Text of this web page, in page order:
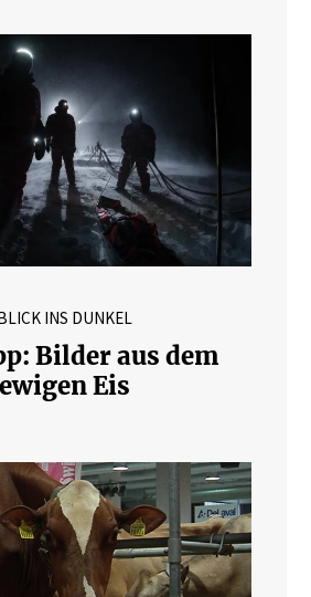
INS DUNKEL
Bilder aus dem
ewigen Eis